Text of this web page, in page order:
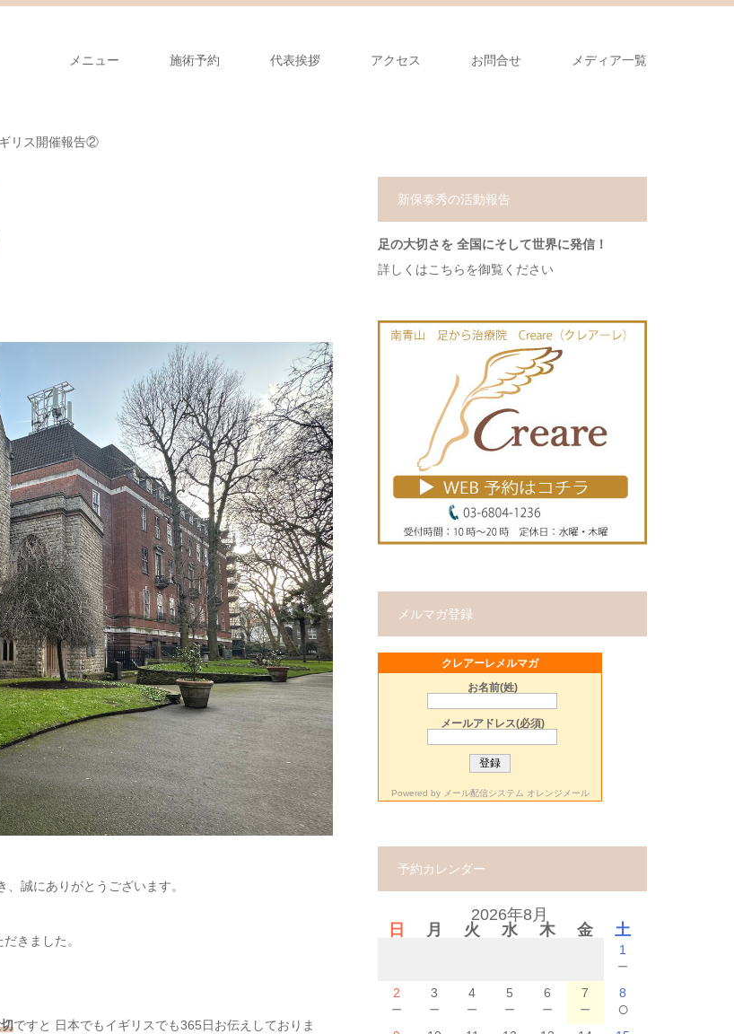
メニュー 施術予約 代表挨拶 アクセス お問合せ メディア一覧
リス開催報告②
誠にありがとうございます。
きました。
ですと 日本でもイギリスでも365日お伝えしておりま
新保泰秀の活動報告
足の大切さを 全国にそして世界に発信！
詳しくはこちらを御覧ください
メルマガ登録
クレアーレメルマガ
お名前(姓)
メールアドレス(必須)
Powered by メール配信システム オレンジメール
予約カレンダー
2026年8月
日
月 火 水 木 金 土
1
－
2
－
3
－
4
－
5
－
6
－
7
－
8
○